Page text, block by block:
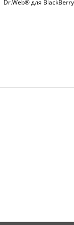
Dr.Web® для BlackBerry